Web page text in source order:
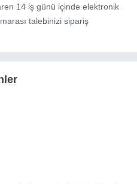
14 iş günü içinde elektronik
talebinizi sipariş